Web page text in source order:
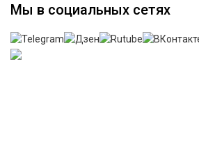
Мы в социальных сетях